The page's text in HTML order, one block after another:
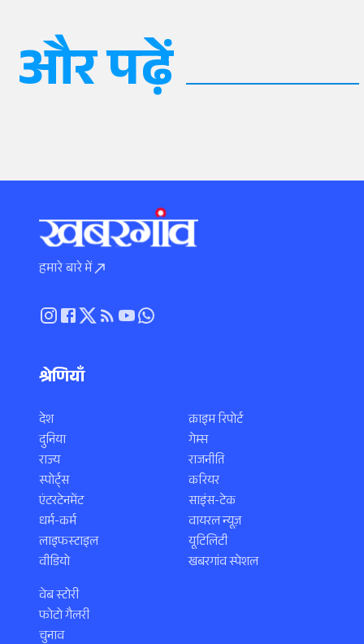
और पढ़ें
हमारे बारे में
श्रेणियाँ
देश
दुनिया
राज्य
स्पोर्ट्स
एंटरटेनमेंट
धर्म-कर्म
लाइफस्टाइल
वीडियो
क्राइम रिपोर्ट
गेम्स
राजनीति
करियर
साइंस-टेक
वायरल न्यूज़
यूटिलिटी
खबरगांव स्पेशल
वेब स्टोरी
फोटो गैलरी
चुनाव